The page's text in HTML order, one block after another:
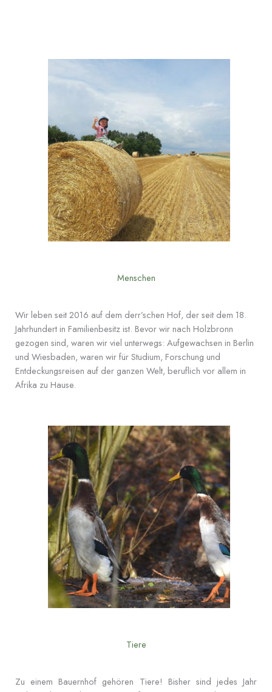
Menschen
Wir leben seit 2016 auf dem derr’schen Hof, der seit dem 18.
Jahrhundert in Familienbesitz ist. Bevor wir nach Holzbronn
gezogen sind, waren wir viel unterwegs: Aufgewachsen in Berlin
und Wiesbaden, waren wir für Studium, Forschung und
Entdeckungsreisen auf der ganzen Welt, beruflich vor allem in
Afrika zu Hause.
Tiere
Zu einem Bauernhof gehören Tiere! Bisher sind jedes Jahr